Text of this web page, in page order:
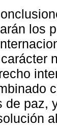
los
de paz,